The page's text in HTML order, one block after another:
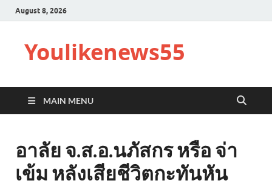
August 8, 2026
Youlikenews55
MAIN MENU
อาลัย จ.ส.อ.นภัสกร หรือ จ่า
เข้ม หลังเสียชีวิตกะทันหัน